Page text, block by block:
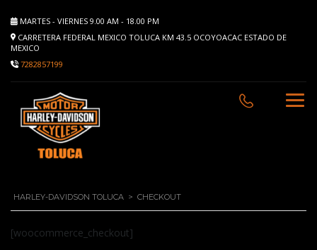
MARTES - VIERNES 9.00 AM - 18.00 PM
CARRETERA FEDERAL MEXICO TOLUCA KM 43.5 OCOYOACAC ESTADO DE
MEXICO
7282857199
HARLEY-DAVIDSON TOLUCA > CHECKOUT
[woocommerce_checkout]